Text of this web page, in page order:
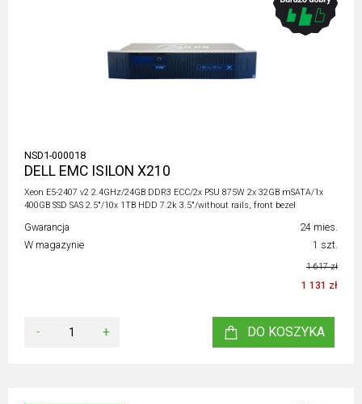
NSD1-000018
DELL EMC ISILON X210
Xeon E5-2407 v2 2.4GHz/24GB DDR3 ECC/2x PSU 875W 2x 32GB mSATA/1x
400GB SSD SAS 2.5"/10x 1TB HDD 7.2k 3.5"/without rails, front bezel
Gwarancja
24 mies.
W magazynie
1 szt.
1 617 zł
1 131 zł
- + DO KOSZYKA